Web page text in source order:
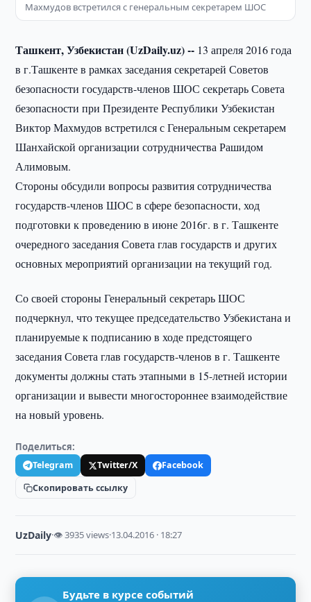
Махмудов встретился с генеральным секретарем ШОС
Ташкент, Узбекистан (UzDaily.uz) -- 13 апреля 2016 года
в г.Ташкенте в рамках заседания секретарей Советов
безопасности государств-членов ШОС секретарь Совета
безопасности при Президенте Республики Узбекистан
Виктор Махмудов встретился с Генеральным секретарем
Шанхайской организации сотрудничества Рашидом
Алимовым.
Стороны обсудили вопросы развития сотрудничества
государств-членов ШОС в сфере безопасности, ход
подготовки к проведению в июне 2016г. в г. Ташкенте
очередного заседания Совета глав государств и других
основных мероприятий организации на текущий год.
Со своей стороны Генеральный секретарь ШОС
подчеркнул, что текущее председательство Узбекистана и
планируемые к подписанию в ходе предстоящего
заседания Совета глав государств-членов в г. Ташкенте
документы должны стать этапными в 15-летней истории
организации и вывести многостороннее взаимодействие
на новый уровень.
Поделиться:
Telegram Twitter/X
Facebook
Скопировать ссылку
UzDaily·👁 3935 views·13.04.2016 · 18:27
Будьте в курсе событий